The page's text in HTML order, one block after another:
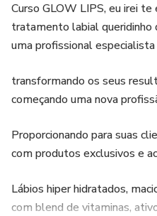
Curso GLOW LIPS, eu irei te
tratamento labial queridinho
uma profissional
transformando os seus
começando uma nova
Proporcionando para suas
com produtos exclusivos e
Lábios hiper hidratados,
com blend de vitaminas,